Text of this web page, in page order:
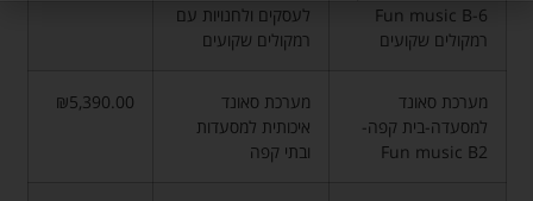
Fun music B-6
רמקולים שקועים
לעסקים ולחנויות עם
רמקולים שקועים
מערכת סאונד
למסעדה-בית קפה-
Fun music B2
מערכת סאונד
איכותית למסעדות
ובתי קפה
₪5,390.00